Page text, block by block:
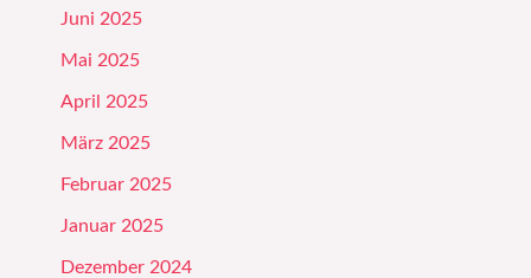
Juni 2025
Mai 2025
April 2025
März 2025
Februar 2025
Januar 2025
Dezember 2024